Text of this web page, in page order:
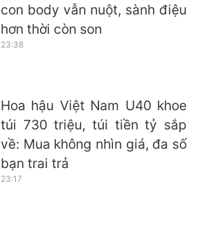
con body vẫn nuột, sành điệu
hơn thời còn son
23:38
Hoa hậu Việt Nam U40 khoe
túi 730 triệu, túi tiền tỷ sắp
về: Mua không nhìn giá, đa số
bạn trai trả
23:17